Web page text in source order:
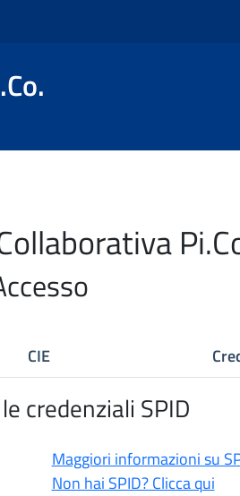
CIE
credenziali SPID
Maggiori informazioni su
Non hai SPID? Clicca qui